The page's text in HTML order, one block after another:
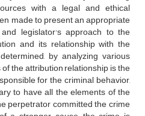
with a legal and ethical
made to present an appropriate
legislator's approach to the
and its relationship with the
by analyzing various
the attribution relationship is the
for the criminal behavior,
to have all the elements of the
perpetrator committed the crime